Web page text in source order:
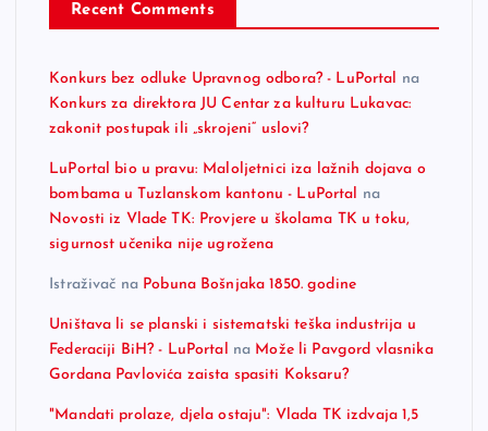
Recent Comments
Konkurs bez odluke Upravnog odbora? - LuPortal
na
Konkurs za direktora JU Centar za kulturu Lukavac:
zakonit postupak ili „skrojeni“ uslovi?
LuPortal bio u pravu: Maloljetnici iza lažnih dojava o
bombama u Tuzlanskom kantonu - LuPortal
na
Novosti iz Vlade TK: Provjere u školama TK u toku,
sigurnost učenika nije ugrožena
Istraživač na Pobuna Bošnjaka 1850. godine
Uništava li se planski i sistematski teška industrija u
Federaciji BiH? - LuPortal na Može li Pavgord vlasnika
Gordana Pavlovića zaista spasiti Koksaru?
"Mandati prolaze, djela ostaju": Vlada TK izdvaja 1,5